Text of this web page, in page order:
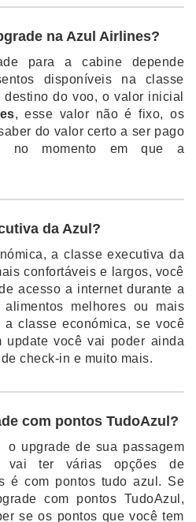
na Azul Airlines?
para a cabine depende
disponíveis na classe
do voo, o valor inicial
, esse valor não é fixo, os
do valor certo a ser pago
no momento em que a
da Azul?
a classe executiva da
confortáveis e largos, você
acesso a internet durante a
melhores ou mais
classe económica, se você
update você vai poder ainda
check-in e muito mais.
com pontos TudoAzul?
upgrade de sua passagem
vai ter várias opções de
é com pontos tudo azul. Se
com pontos TudoAzul,
se os pontos que você tem